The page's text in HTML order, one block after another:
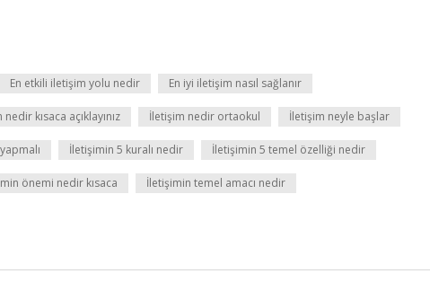
En etkili iletişim yolu nedir En iyi iletişim nasıl sağlanır
kısaca açıklayınız İletişim nedir ortaokul İletişim neyle başlar
İletişimin 5 kuralı nedir İletişimin 5 temel özelliği nedir
önemi nedir kısaca İletişimin temel amacı nedir